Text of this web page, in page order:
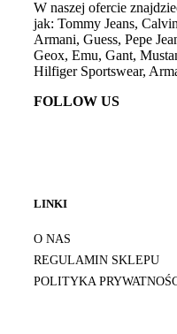
W naszej ofercie
jak: Tommy Jeans,
Armani, Guess, Pepe
Geox, Emu, Gant,
Hilfiger Sportswear,
FOLLOW US
LINKI
O NAS
REGULAMIN SKLEPU
POLITYKA